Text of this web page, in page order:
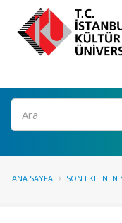
Ara
ANA SAYFA SON EKLENEN